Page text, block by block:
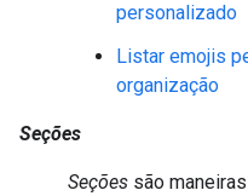
personalizado
Listar emojis
organização
Seções
Seções são